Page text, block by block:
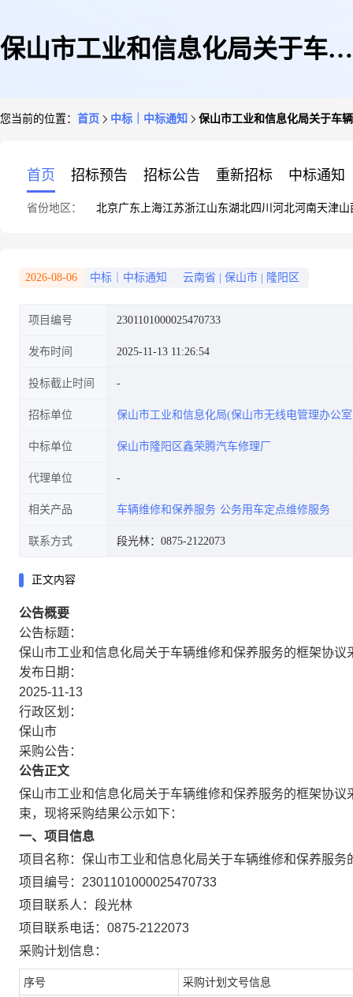
保山市工业和信息化局关于车辆
您当前的位置： 首页 中标｜中标通知 保山市工业和信息化局关于车
首页 招标预告 招标公告 重新招标 中标通知
省份地区： 北京广东 上海江苏浙江山东湖北四川 河北河南天津山
2026-08-06 中标｜中标通知 云南省 保山市 隆阳区
项目编号 2301101000025470733
发布时间 2025-11-13 11:26:54
投标截止时间
招标单位 保山市工业和信息化局(保山市无线电管理办公
中标单位 保山市隆阳区鑫荣腾汽车修理厂
代理单位
相关产品 车辆维修和保养服务 公务用车定点维修服务
联系方式 段光林：0875-2122073
正文内容
公告概要
公告标题：
保山市工业和信息化局关于车辆维修和保养服务的框架协议
发布日期：
2025-11-13
行政区划：
保山市
采购公告：
公告正文
保山市工业和信息化局关于车辆维修和保养服务的框架协议
束，现将采购结果公示如下：
一、项目信息
项目名称： 保山市工业和信息化局关于车辆维修和保养服务
项目编号： 2301101000025470733
项目联系人： 段光林
项目联系电话： 0875-2122073
采购计划信息：
序号 采购计划文号信息